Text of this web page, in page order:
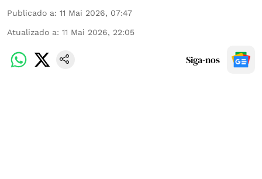
Publicado a: 11 Mai 2026, 07:47
Atualizado a: 11 Mai 2026, 22:05
Siga-nos